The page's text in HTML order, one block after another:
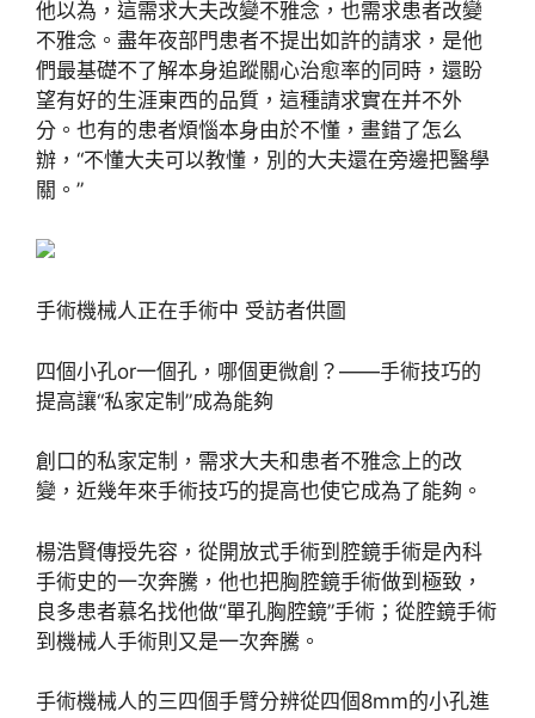
他以為，這需求大夫改變不雅念，也需求患者改變
不雅念。盡年夜部門患者不提出如許的請求，是他
們最基礎不了解本身追蹤關心治愈率的同時，還盼
望有好的生涯東西的品質，這種請求實在并不外
分。也有的患者煩惱本身由於不懂，畫錯了怎么
辦，“不懂大夫可以教懂，別的大夫還在旁邊把醫學
關。”
手術機械人正在手術中 受訪者供圖
四個小孔or一個孔，哪個更微創？——手術技巧的
提高讓“私家定制”成為能夠
創口的私家定制，需求大夫和患者不雅念上的改
變，近幾年來手術技巧的提高也使它成為了能夠。
楊浩賢傳授先容，從開放式手術到腔鏡手術是內科
手術史的一次奔騰，他也把胸腔鏡手術做到極致，
良多患者慕名找他做“單孔胸腔鏡”手術；從腔鏡手術
到機械人手術則又是一次奔騰。
手術機械人的三四個手臂分辨從四個8mm的小孔進